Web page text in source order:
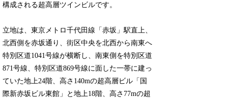
構成される超高層ツインビルです。
立地は、東京メトロ千代田線「赤坂」駅直上、
北西側を赤坂通り、街区中央を北西から南東へ
特別区道1041号線が横断し、南東側を特別区道
871号線、特別区道869号線に面した一帯に建っ
ていた地上24階、高さ140mの超高層ビル「国
際新赤坂ビル東館」と地上18階、高さ77mの超